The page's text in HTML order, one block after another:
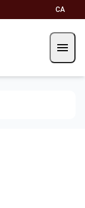
CA
menu